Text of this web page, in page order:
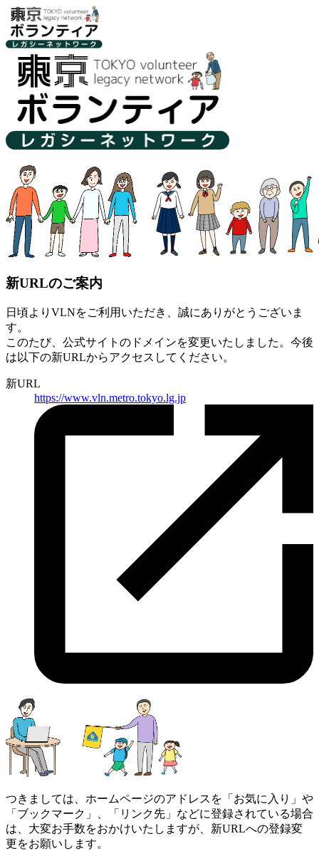
新URLのご案内
日頃よりVLNをご利用いただき、誠にありがとうございま
す。
このたび、公式サイトのドメインを変更いたしました。 今後
は以下の新URLからアクセスしてください。
新URL
https://www.vln.metro.tokyo.lg.jp
つきましては、ホームページのアドレスを「お気に入り」や
「ブックマーク」、「リンク先」などに登録されている場合
は、大変お手数をおかけいたしますが、新URLへの登録変
更をお願いします。